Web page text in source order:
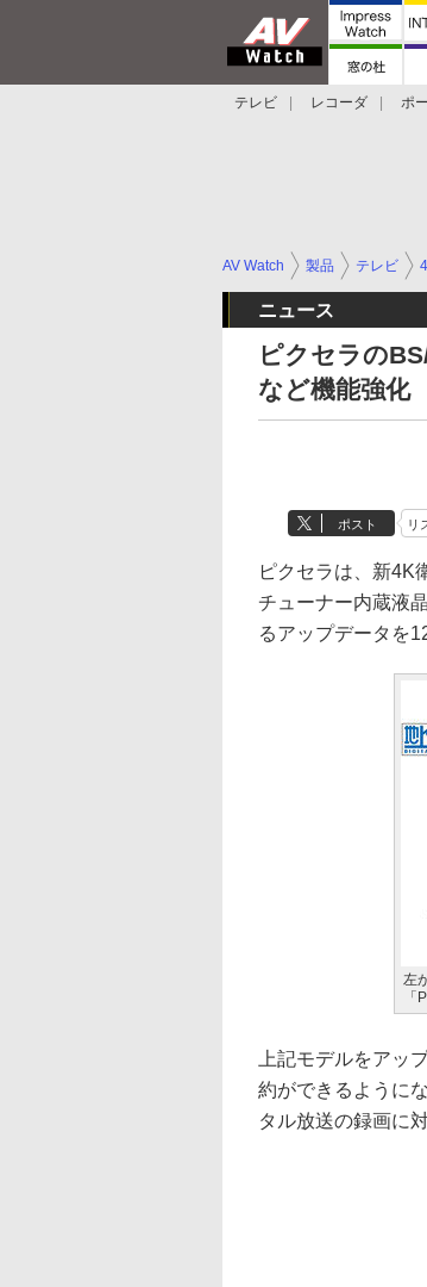
テレビ レコーダ ポ
AV Watch 製品 テレビ
ニュース
ピクセラの
など機能強化
ポスト リ
ピクセラは、新4K
チューナー内蔵液
るアップデータを
左
「
上記モデルをアッ
約ができるように
タル放送の録画に